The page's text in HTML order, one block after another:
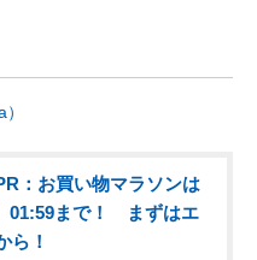
：お買い物マラソンは
01:59まで！ まずはエ
ら！